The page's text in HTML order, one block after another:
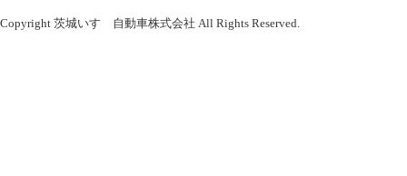
Copyright 茨城いすゞ自動車株式会社 All Rights Reserved.